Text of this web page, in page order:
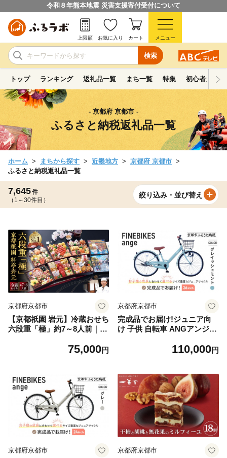
令和８年熊本地震 災害支援寄付受付について
検索
上限額 お気に入り カート メニュー
トップ ランキング 返礼品一覧 まち一覧 特集 初心者ガイド
- 京都府 京都市 -
ふるさと納税返礼品一覧
ホーム まちから探す 近畿地方
京都府 京都市
ふるさと納税返礼品一覧
7,645件
（1～30件目）
絞り込み・並び替え
京都府京都市
【京都祇園 岩元】冷蔵おせち
六段重「極」約7～8人前｜本
人気［ 京都 祇園 老舗 料亭
月 お祝い おせち お節 京おせ
ち 京料理 グルメ お取り寄せ
通販 送料無料 ふるさと納税
75,000円
京都府京都市
完成品でお届け!ジュニア向
け 子供 自転車 ANGアンジ
会 自転車 人気 ANG22/ANG2
ギア キッズ ジュニア用 22イ
ンチ 24インチ 26インチ LED
ブロックダイナモライト 人気
おすすめ 送料無料 ふるさと
納税 ］ANG22/ANG24/ANG2
6 【グレイッシュミント（G
M）×26インチ】
110,000円
京都府京都市 京都府京都市